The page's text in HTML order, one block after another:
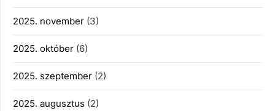
2025. november (3)
2025. október (6)
2025. szeptember (2)
2025. augusztus (2)